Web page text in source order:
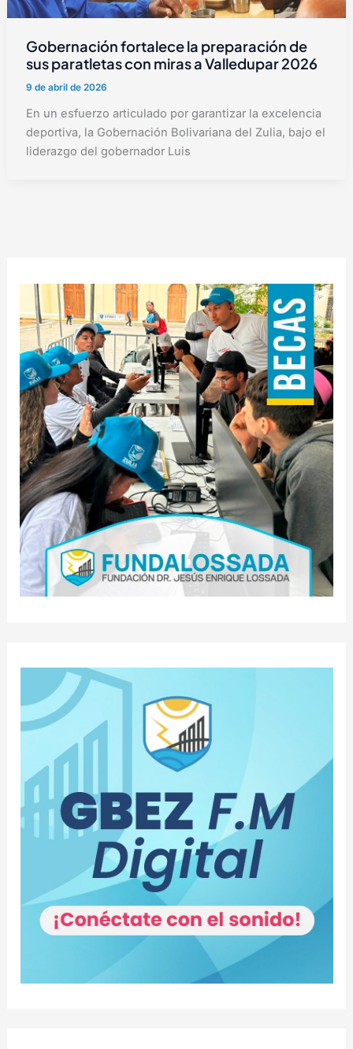
Gobernación fortalece la preparación de
sus paratletas con miras a Valledupar 2026
9 de abril de 2026
En un esfuerzo articulado por garantizar la excelencia
deportiva, la Gobernación Bolivariana del Zulia, bajo el
liderazgo del gobernador Luis